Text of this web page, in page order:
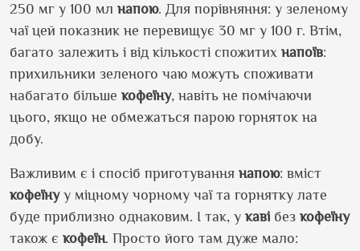
250 мг у 100 мл напою. Для порівняння: у зеленому
чаї цей показник не перевищує 30 мг у 100 г. Втім,
багато залежить і від кількості спожитих напоїв:
прихильники зеленого чаю можуть споживати
набагато більше кофеїну, навіть не помічаючи
цього, якщо не обмежаться парою горняток на
добу.
Важливим є і спосіб приготування напою: вміст
кофеїнуу міцному чорному чаї та горнятку лате
буде приблизно однаковим. І так, у каві без кофеїну
також є кофеїн. Просто його там дуже мало: